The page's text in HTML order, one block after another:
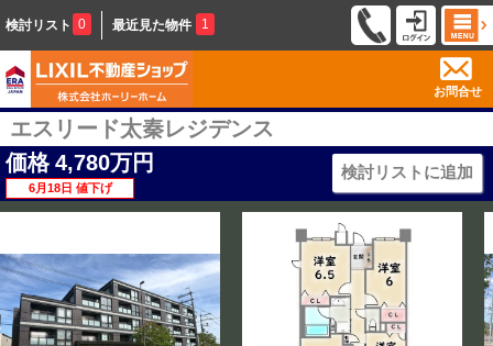
検討リスト 0 最近見た物件 1
お問合せ
エスリード太秦レジデンス
価格 4,780万円
6月18日 値下げ
検討リストに追加